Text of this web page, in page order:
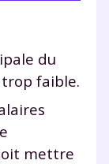
du
faible.
mettre